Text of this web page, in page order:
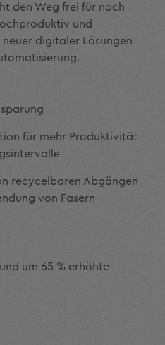
den Weg frei für noch
und
digitaler Lösungen
für mehr Produktivität
recycelbaren Abgängen -
von Fasern
um 65 % erhöhte